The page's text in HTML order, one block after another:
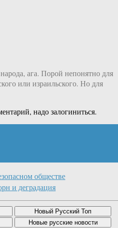
ага. Порой непонятно для
или израильского. Но для
надо залогиниться.
обществе
и деградация